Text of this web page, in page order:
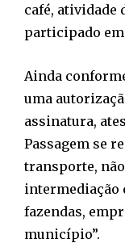
café, atividade
participado
Ainda
uma
assinatura,
Passagem se
transporte,
intermediação
fazendas,
município”.